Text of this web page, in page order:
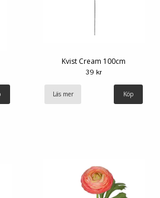
Kvist Cream 100cm
39 kr
Läs mer